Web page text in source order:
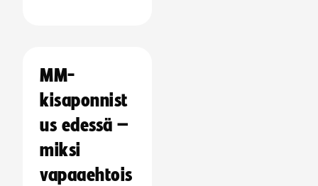
MM-
kisaponnist
us edessä –
miksi
vapaaehtois